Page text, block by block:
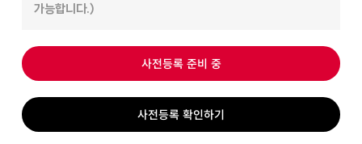
가능합니다.)
사전등록 준비 중
사전등록 확인하기